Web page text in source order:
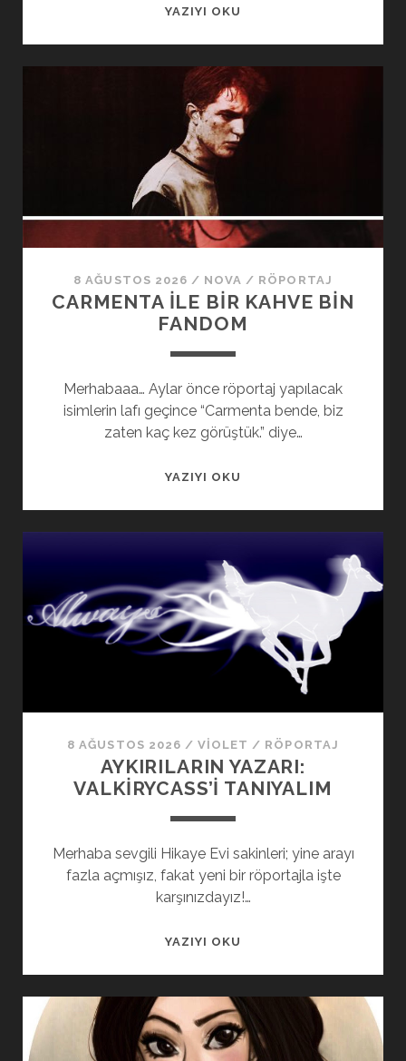
YAZIYI OKU
8 AĞUSTOS 2026 / NOVA / RÖPORTAJ
CARMENTA İLE BIR KAHVE BIN
FANDOM
Merhabaaa… Aylar önce röportaj yapılacak
isimlerin lafı geçince “Carmenta bende, biz
zaten kaç kez görüştük.” diye…
YAZIYI OKU
8 AĞUSTOS 2026 / VIOLET / RÖPORTAJ
AYKIRILARIN YAZARI:
VALKIRYCASS’I TANIYALIM
Merhaba sevgili Hikaye Evi sakinleri; yine arayı
fazla açmışız, fakat yeni bir röportajla işte
karşınızdayız!…
YAZIYI OKU